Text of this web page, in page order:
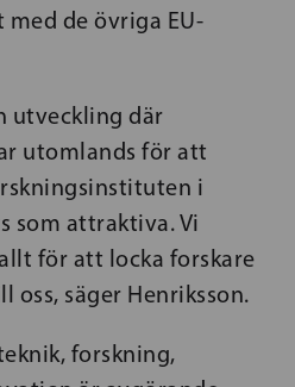
de övriga EU-
utveckling där
utomlands för att
i
som attraktiva. Vi
för att locka forskare
oss, säger Henriksson.
forskning,